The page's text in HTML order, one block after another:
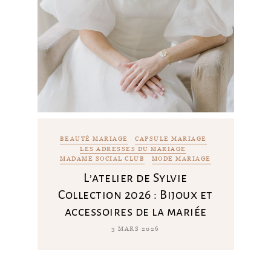
BEAUTÉ MARIAGE
CAPSULE MARIAGE
LES ADRESSES DU MARIAGE
MADAME SOCIAL CLUB
MODE MARIAGE
L’atelier de Sylvie
Collection 2026 : Bijoux et
accessoires de la mariée
3 MARS 2026